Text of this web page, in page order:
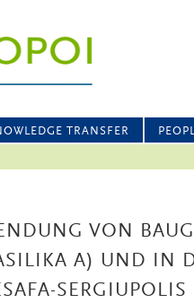
TRANSFER
VON
A) UND IN
SERGIUPOLIS